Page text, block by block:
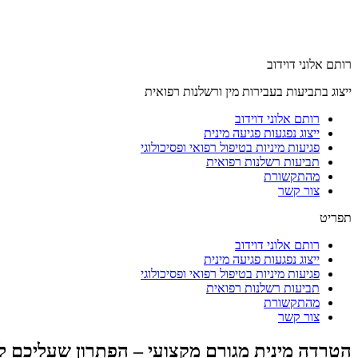
רותם אלוני דוידוב
ייצוג בתביעות בעבירות מין ורשלנות רפואית
רותם אלוני דוידוב
ייצוג נפגעות פגיעה מינית
פגיעות מיניות בטיפול רפואי ופסיכולוגי
תביעות רשלנות רפואית
מהתקשורת
צור קשר
תפריט
רותם אלוני דוידוב
ייצוג נפגעות פגיעה מינית
פגיעות מיניות בטיפול רפואי ופסיכולוגי
תביעות רשלנות רפואית
מהתקשורת
צור קשר
הטרדה מינית מגורם מקצועי – הפתרון שעליכם